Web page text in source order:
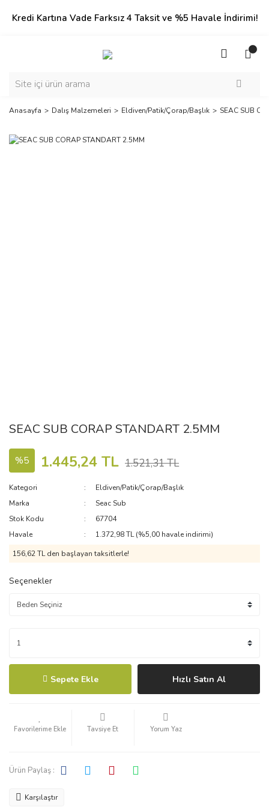
Kredi Kartına Vade Farksız 4 Taksit ve %5 Havale İndirimi!
Anasayfa Dalış Malzemeleri Eldiven/Patik/Çorap/Başlık SEAC SUB
SEAC SUB CORAP STANDART 2.5MM
%5 1.445,24 TL 1.521,31 TL
Kategori
Eldiven/Patik/Çorap/Başlık
Marka
Seac Sub
Stok Kodu
67704
Havale
1.372,98 TL (%5,00 havale indirimi)
156,62 TL den başlayan taksitlerle!
Seçenekler
Sepete Ekle Hızlı Satın Al
Tavsiye Et Yorum Yaz
Ürün Paylaş :
Karşılaştır